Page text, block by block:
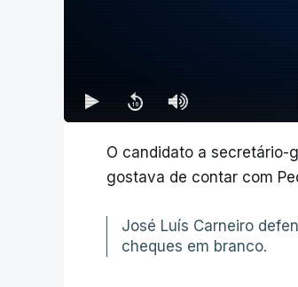
O candidato a secretário-
gostava de contar com
José Luís Carneiro
cheques em branco.